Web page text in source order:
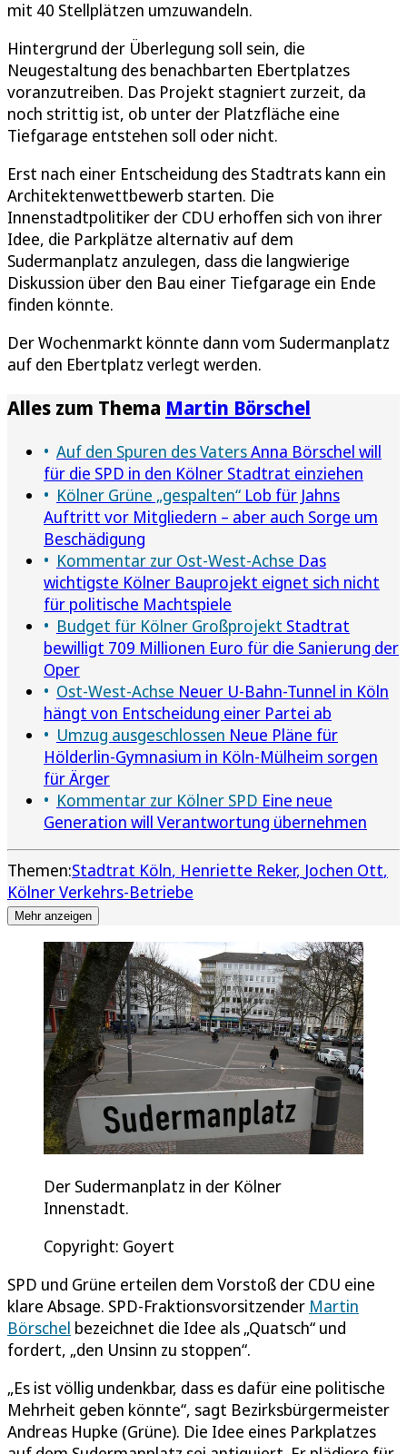
mit 40 Stellplätzen umzuwandeln.
Hintergrund der Überlegung soll sein, die
Neugestaltung des benachbarten Ebertplatzes
voranzutreiben. Das Projekt stagniert zurzeit, da
noch strittig ist, ob unter der Platzfläche eine
Tiefgarage entstehen soll oder nicht.
Erst nach einer Entscheidung des Stadtrats kann ein
Architektenwettbewerb starten. Die
Innenstadtpolitiker der CDU erhoffen sich von ihrer
Idee, die Parkplätze alternativ auf dem
Sudermanplatz anzulegen, dass die langwierige
Diskussion über den Bau einer Tiefgarage ein Ende
finden könnte.
Der Wochenmarkt könnte dann vom Sudermanplatz
auf den Ebertplatz verlegt werden.
Alles zum Thema Martin Börschel
Auf den Spuren des VatersAnna Börschel will
für die SPD in den Kölner Stadtrat einziehen
Kölner Grüne „gespalten“ Lob für Jahns
Auftritt vor Mitgliedern – aber auch Sorge um
Beschädigung
Kommentar zur Ost-West-Achse Das
wichtigste Kölner Bauprojekt eignet sich nicht
für politische Machtspiele
Budget für Kölner Großprojekt Stadtrat
bewilligt 709 Millionen Euro für die Sanierung der
Oper
Ost-West-Achse Neuer U-Bahn-Tunnel in Köln
hängt von Entscheidung einer Partei ab
Umzug ausgeschlossen Neue Pläne für
Hölderlin-Gymnasium in Köln-Mülheim sorgen
für Ärger
Kommentar zur Kölner SPD Eine neue
Generation will Verantwortung übernehmen
Themen:Stadtrat Köln Henriette Reker Jochen Ott
Kölner Verkehrs-Betriebe
Mehr anzeigen
Der Sudermanplatz in der Kölner
Innenstadt.
Copyright: Goyert
SPD und Grüne erteilen dem Vorstoß der CDU eine
klare Absage. SPD-Fraktionsvorsitzender Martin
Börschel bezeichnet die Idee als „Quatsch“ und
fordert, „den Unsinn zu stoppen“.
„Es ist völlig undenkbar, dass es dafür eine politische
Mehrheit geben könnte“, sagt Bezirksbürgermeister
Andreas Hupke (Grüne). Die Idee eines Parkplatzes